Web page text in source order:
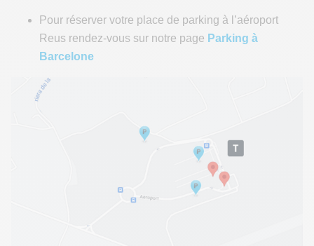
Pour réserver votre place de parking à l’aéroport
Reus rendez-vous sur notre page Parking à
Barcelone